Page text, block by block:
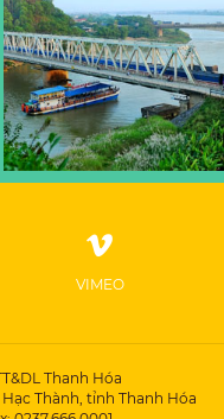
VIMEO
Thanh Hóa
Hạc Thành, tỉnh Thanh Hóa